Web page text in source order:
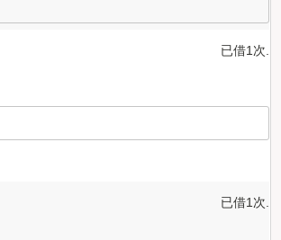
已借1次.
已借1次.